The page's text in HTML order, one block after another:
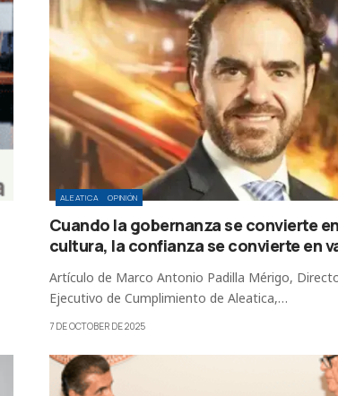
ALEATICA OPINIÓN
Cuando la gobernanza se convierte en
cultura, la confianza se convierte en
Artículo de Marco Antonio Padilla Mérigo,
Ejecutivo de Cumplimiento de Aleatica,…
7 DE OCTOBER DE 2025